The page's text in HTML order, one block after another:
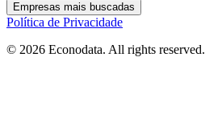
Empresas mais buscadas
Política de Privacidade
© 2026 Econodata. All rights reserved.